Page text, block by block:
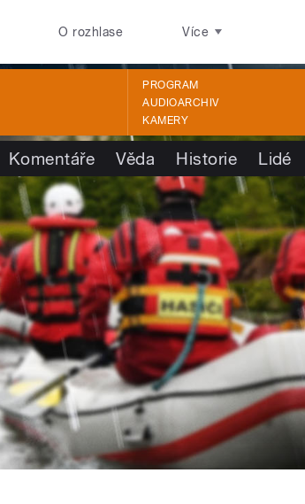
O rozhlase Více
PROGRAM
AUDIOARCHIV
KAMERY
Komentáře Věda Historie Lidé